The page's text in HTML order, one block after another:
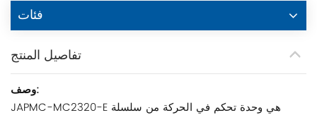
فئات
تفاصيل المنتج
وصف:
JAPMC-MC2320-E هي وحدة تحكم في الحركة من سلسلة